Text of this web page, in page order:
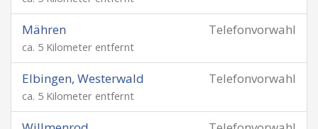
Telefonvorwahl
Mähren
ca. 5 Kilometer entfernt
Telefonvorwahl
Elbingen, Westerwald
ca. 5 Kilometer entfernt